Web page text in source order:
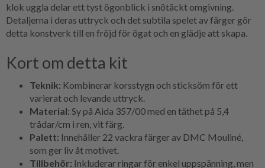
klok uggla delar ett tyst ögonblick i snötäckt omgivning.
Detaljerna i deras uttryck och det subtila spelet av färger gör
detta konstverk till en fröjd för ögat och en glädje att skapa.
Kort om detta kit
Teknik: Kombinerar korsstygn och sticksöm för ett
varierat och levande uttryck.
Material: Sy på Aida 357/00 med en täthet på 5,4
trådar/cm i ren, vit färg.
Palett: Innehåller 22 vackra färger av DMC Mouliné,
som ger liv åt motivet.
Tillbehör: Inkluderar ringar för enkel uppspänning, men